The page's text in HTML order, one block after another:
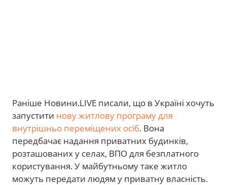
Раніше Новини.LIVE писали, що в Україні хочуть
запустити нову житлову програму для
внутрішньо переміщених осіб. Вона
передбачає надання приватних будинків,
розташованих у селах, ВПО для безплатного
користування. У майбутньому таке житло
можуть передати людям у приватну власність.